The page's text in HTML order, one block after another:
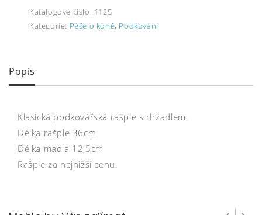
Katalogové číslo: 1125
Kategorie: Péče o koně, Podkování
Popis
Klasická podkovářská rašple s držadlem.
Délka rašple 36cm
Délka madla 12,5cm
Rašple za nejnižší cenu.